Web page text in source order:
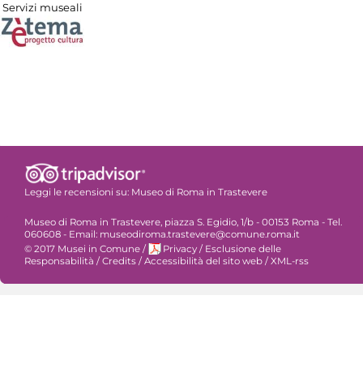
Servizi museali
Leggi le recensioni su: Museo di Roma in Trastevere
Museo di Roma in Trastevere, piazza S. Egidio, 1/b - 00153 Roma - Tel.
060608 - Email: museodiroma.trastevere@comune.roma.it
© 2017 Musei in Comune / Privacy / Esclusione delle
Responsabilità / Credits / Accessibilità del sito web / XML-rss